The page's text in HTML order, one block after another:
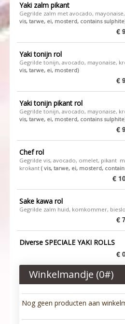
Yaki zalm pikant
Gegrilde zalm met avocado,
vis, tarwe, ei, mosterd, contains
€
Yaki tonijn rol
Gegrilde tonijn, avocado, mayonaise,
vis, tarwe, ei, mosterd)
€
Yaki tonijn pikant rol
Gegrilde tonijn, avocado, mayonaise,
vis, tarwe, ei, mosterd, contains
€
Chef rol
Gegrilde vis, avocado, omelet, pikant
krokant ​( vis, tarwe, ei, mosterd,
€
Sake kawa rol
Gegrilde zalm huid, komkommer,
€
Diverse SPECIALE YAKI ROLLS
€
Winkelmandje (0#)
Nog geen producten aan